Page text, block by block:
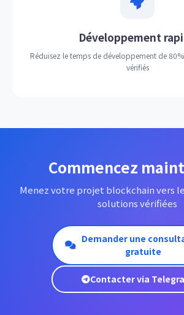
Développement
Réduisez le temps de développement de
vérifiés
Commencez
Menez votre projet blockchain vers
solutions vérifiées
Demander une
gratuite
Contacter via